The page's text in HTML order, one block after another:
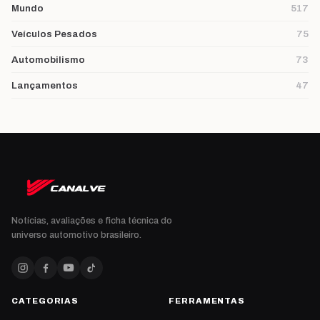
Mundo 517
Veículos Pesados 75
Automobilismo 73
Lançamentos 47
Notícias, avaliações e ficha técnica do
universo automotivo brasileiro.
CATEGORIAS FERRAMENTAS